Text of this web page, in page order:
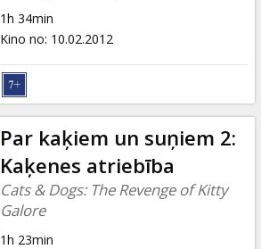
1h 34min
Kino no: 10.02.2012
Par kaķiem un suņiem 2:
Kaķenes atriebība
Cats & Dogs: The Revenge of Kitty
Galore
1h 23min